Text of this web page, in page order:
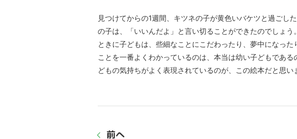
見つけてからの1週間、キツネの子が黄色いバケツと過ごし
の子は、「いいんだよ」と言い切ることができたのでしょう。
ときに子どもは、些細なことにこだわったり、夢中になっ
ことを一番よくわかっているのは、本当は幼い子どもであ
どもの気持ちがよく表現されているのが、この絵本だと思い
前へ